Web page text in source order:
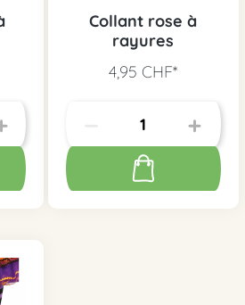
Collant rose à
rayures
4,95 CHF*